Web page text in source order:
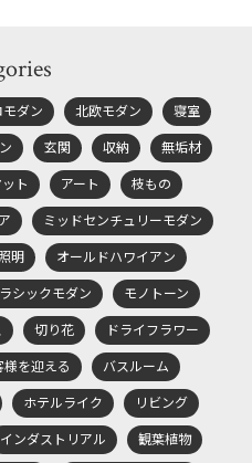
モダン 北欧モダン
寝室
玄関 収納
無垢材
ト アート
枝もの
ミッドセンチュリーモダン
照明
オールドハワイアン
シックモダン
モノトーン
切り花
ドライフラワー
様を迎える
バスルーム
ホテルライク
リビング
インダストリアル
観葉植物